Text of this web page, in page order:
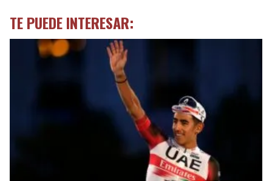
TE PUEDE INTERESAR: